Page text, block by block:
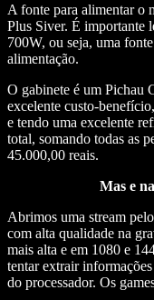
A fonte para alimentar o
Plus Siver. É importante
700W, ou seja, uma
alimentação.
O gabinete é um
excelente custo-
e tendo uma excelente
total, somando todas as
45.000,00 reais.
Mas e
Abrimos uma stream
com alta qualidade na
mais alta e em 1080 e
tentar extrair
do processador. Os